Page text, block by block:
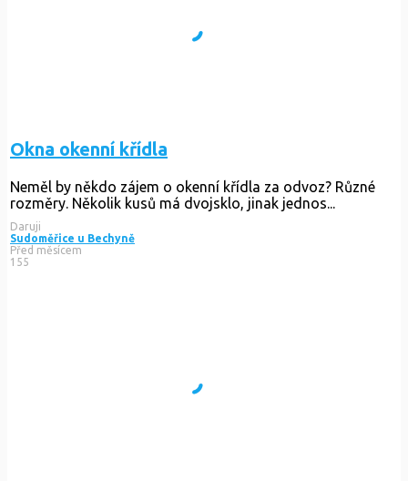
Okna okenní křídla
Neměl by někdo zájem o okenní křídla za odvoz? Různé
rozměry. Několik kusů má dvojsklo, jinak jednos...
Daruji
Sudoměřice u Bechyně
Před měsícem
155